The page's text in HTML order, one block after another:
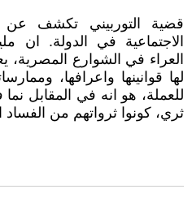
قضية التوربيني تكشف
الاجتماعية في الدولة.
العراء في الشوارع المصرية،
لها قوانينها واعرافها،
للعملة، هو انه في المقابل
ثري، كونوا ثرواتهم من الفساد